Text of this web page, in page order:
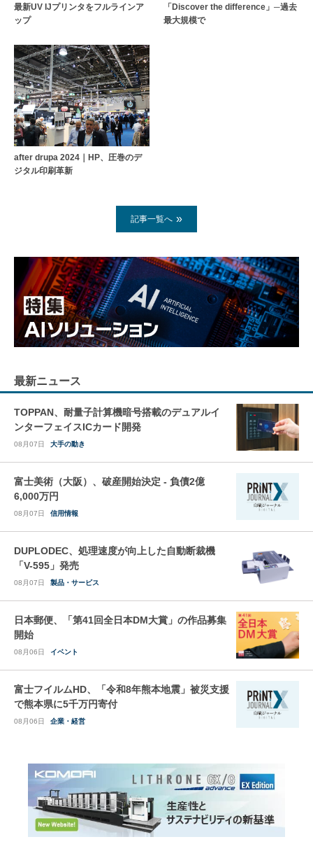
最新UV IJプリンタをフルラインア
ップ
「Discover the difference」─過去
最大規模で
after drupa 2024｜HP、圧巻のデ
ジタル印刷革新
記事一覧へ
最新ニュース
TOPPAN、耐量子計算機暗号搭載のデュアルイ
ンターフェイスICカード開発
08月07日 大手の動き
富士美術（大阪）、破産開始決定 - 負債2億
6,000万円
08月07日 信用情報
DUPLODEC、処理速度が向上した自動断裁機
「V-595」発売
08月07日 製品・サービス
日本郵便、「第41回全日本DM大賞」の作品募集
開始
08月06日 イベント
富士フイルムHD、「令和8年熊本地震」被災支援
で熊本県に5千万円寄付
08月06日 企業・経営